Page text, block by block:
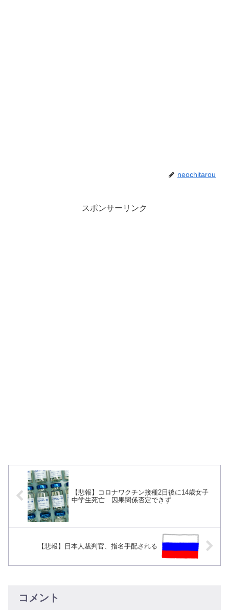
neochitarou
スポンサーリンク
【悲報】コロナワクチン接種2日後に14歳女子
中学生死亡 因果関係否定できず
【悲報】日本人裁判官、指名手配される
コメント